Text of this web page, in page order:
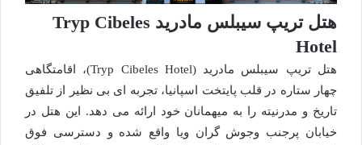
هتل تریپ سیبلس مادرید Tryp Cibeles
Hotel
هتل تریپ سیبلس مادرید (Tryp Cibeles Hotel)، اقامتگاهی
چهار ستاره در قلب پایتخت اسپانیا، تجربه ای بی نظیر از تلفیق
تاریخ و مدرنیته را به میهمانان خود ارائه می دهد. این هتل در
خیابان پرجنب وجوش گران ویا واقع شده و دسترسی فوق